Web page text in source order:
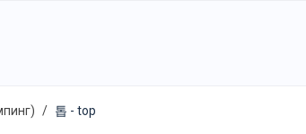
톱 - top